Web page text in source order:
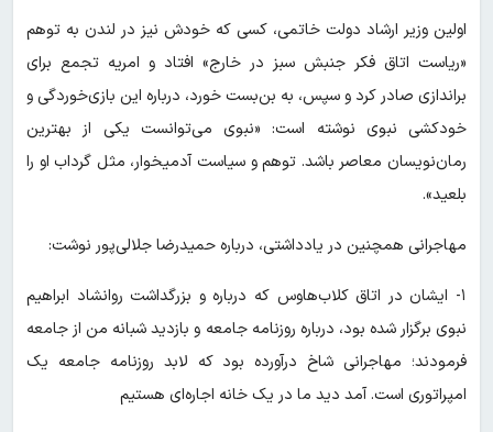
اولین وزیر ارشاد دولت خاتمی، کسی که خودش نیز در لندن به توهم
«ریاست اتاق فکر جنبش سبز در خارج» افتاد و امریه تجمع برای
براندازی صادر کرد و سپس، به بن‌بست خورد، درباره این بازی‌خوردگی و
خودکشی نبوی نوشته است: «نبوی می‌توانست یکی از بهترین
رمان‌نویسان معاصر باشد. توهم و سیاست آدمیخوار، مثل گرداب او را
بلعید».
مهاجرانی همچنین در یادداشتی، درباره حمیدرضا جلالی‌پور نوشت: ‌
۱- ایشان در اتاق کلاب‌هاوس که درباره و بزرگداشت روانشاد ابراهیم
نبوی برگزار شده بود، درباره روزنامه جامعه و بازدید شبانه من از جامعه
فرمودند؛ مهاجرانی شاخ درآورده بود که لابد روزنامه جامعه یک
امپراتوری است. آمد دید ما در یک خانه اجاره‌ای هستیم